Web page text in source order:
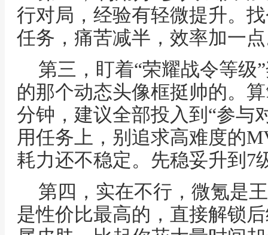
行对局，经验有轻微提升。
任务，痛苦减半，效率加一
第三，盯着“荣耀战令等级
的那个动态头像框挺帅的。
分钟，建议全部投入到“参与
用任务上，别追求高难度的
耗力还不稳定。先稳妥升到7
第四，实在不行，微氪是
是性价比最高的，直接解锁